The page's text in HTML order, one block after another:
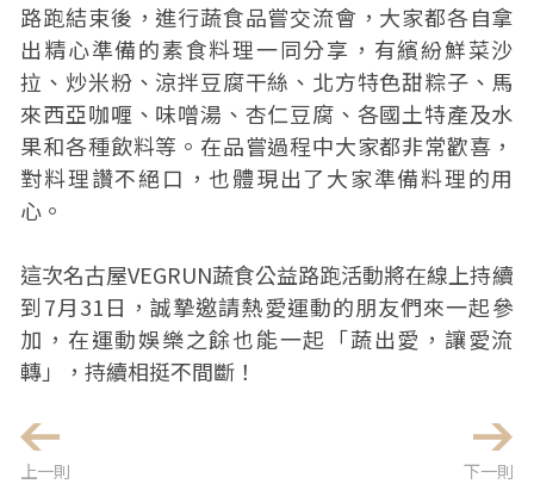
路跑結束後，進行蔬食品嘗交流會，大家都各自拿
出精心準備的素食料理一同分享，有繽紛鮮菜沙
拉、炒米粉、涼拌豆腐干絲、北方特色甜粽子、馬
來西亞咖喱、味噌湯、杏仁豆腐、各國土特產及水
果和各種飲料等。在品嘗過程中大家都非常歡喜，
對料理讚不絕口，也體現出了大家準備料理的用
心。
這次名古屋VEGRUN蔬食公益路跑活動將在線上持續
到7月31日，誠摯邀請熱愛運動的朋友們來一起參
加，在運動娛樂之餘也能一起「蔬出愛，讓愛流
轉」，持續相挺不間斷！
上一則 下一則